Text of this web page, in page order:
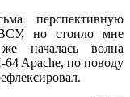
перспективную
но стоило мне
началась волна
64 Apache, по поводу